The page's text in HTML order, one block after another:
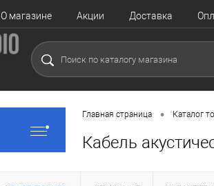
О магазине Акции Доставка
Главная страница • Каталог
Кабель